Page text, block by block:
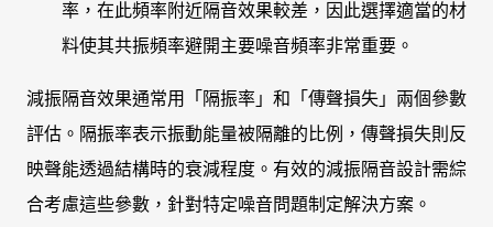
率，在此頻率附近隔音效果較差，因此選擇適當的材
料使其共振頻率避開主要噪音頻率非常重要。
減振隔音效果通常用「隔振率」和「傳聲損失」兩個參數
評估。隔振率表示振動能量被隔離的比例，傳聲損失則反
映聲能透過結構時的衰減程度。有效的減振隔音設計需綜
合考慮這些參數，針對特定噪音問題制定解決方案。